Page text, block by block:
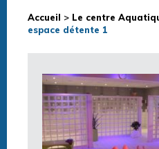
Accueil > Le centre
espace détente 1